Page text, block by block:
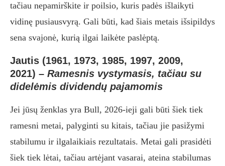
tačiau nepamirškite ir poilsio, kuris padės išlaikyti
vidinę pusiausvyrą. Gali būti, kad šiais metais išsipildys
sena svajonė, kurią ilgai laikėte paslėptą.
Jautis (1961, 1973, 1985, 1997, 2009,
2021) – Ramesnis vystymasis, tačiau su
didelėmis dividendų pajamomis
Jei jūsų ženklas yra Bull, 2026-ieji gali būti šiek tiek
ramesni metai, palyginti su kitais, tačiau jie pasižymi
stabilumu ir ilgalaikiais rezultatais. Metai gali prasidėti
šiek tiek lėtai, tačiau artėjant vasarai, ateina stabilumas